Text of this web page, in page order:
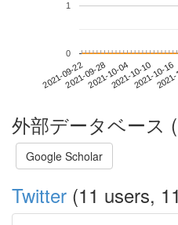
2021-09-222021-09-282021-10-042021-10-102021-10-16
0
1
外部データベース
Google Scholar
Twitter (11 users,